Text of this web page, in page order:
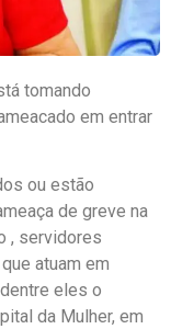
tomando
em entrar
ou estão
de greve na
, servidores
atuam em
eles o
da Mulher, em